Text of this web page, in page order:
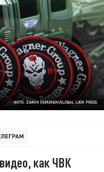
ФОТО: ZAMIR USMANOV/GLOBAL LOOK PRESS
как ЧВК